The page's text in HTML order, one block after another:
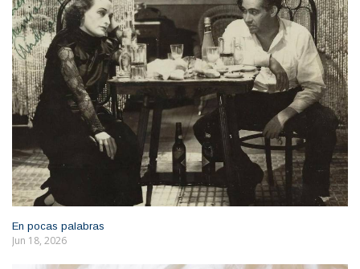
En pocas palabras
Jun 18, 2026